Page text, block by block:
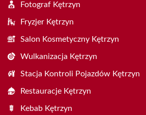
Fotograf Kętrzyn
Fryzjer Kętrzyn
Salon Kosmetyczny Kętrzyn
Wulkanizacja Kętrzyn
Stacja Kontroli Pojazdów Kętrzyn
Restauracje Kętrzyn
Kebab Kętrzyn